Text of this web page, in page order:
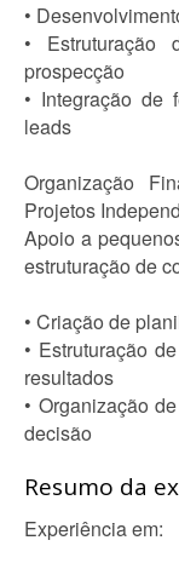
•
•
prospecção
• Integração de
leads
Organização
Projetos
Apoio a
estruturação de
• Criação de
• Estruturação
resultados
• Organização
decisão
Resumo da
Experiência em: